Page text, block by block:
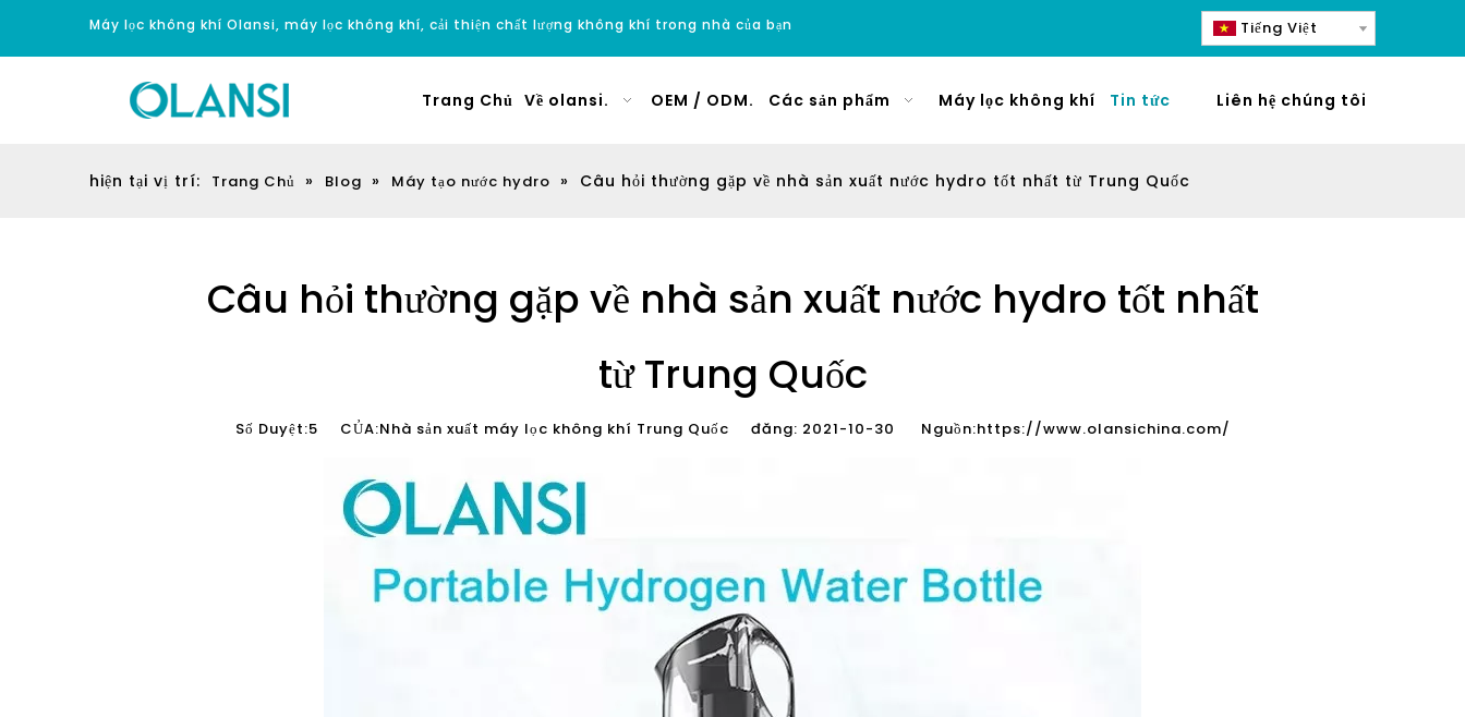
Máy lọc không khí Olansi, máy lọc không khí, cải thiện chất lượng không khí trong nhà của bạn Tiếng Việt
Trang Chủ Về olansi. OEM / ODM. Các sản phẩm Máy lọc không khí Tin tức Liên hệ chúng tôi
hiện tại vị trí: Trang Chủ » Blog » Máy tạo nước hydro » Câu hỏi thường gặp về nhà sản xuất nước hydro tốt nhất từ ​​Trung Quốc
Câu hỏi thường gặp về nhà sản xuất nước hydro tốt nhất
từ ​​Trung Quốc
Số Duyệt:5 CỦA:Nhà sản xuất máy lọc không khí Trung Quốc đăng: 2021-10-30 Nguồn:https://www.olansichina.com/